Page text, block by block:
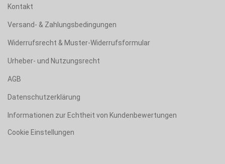
Kontakt
Versand- & Zahlungsbedingungen
Widerrufsrecht & Muster-Widerrufsformular
Urheber- und Nutzungsrecht
AGB
Datenschutzerklärung
Informationen zur Echtheit von Kundenbewertungen
Cookie Einstellungen